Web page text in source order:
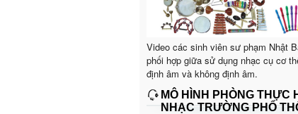
Video các sinh viên sư phạm Nhật
phối hợp giữa sử dụng nhạc cụ cơ
định âm và không định âm.
MÔ HÌNH PHÒNG THỰC
NHẠC TRƯỜNG PHỔ